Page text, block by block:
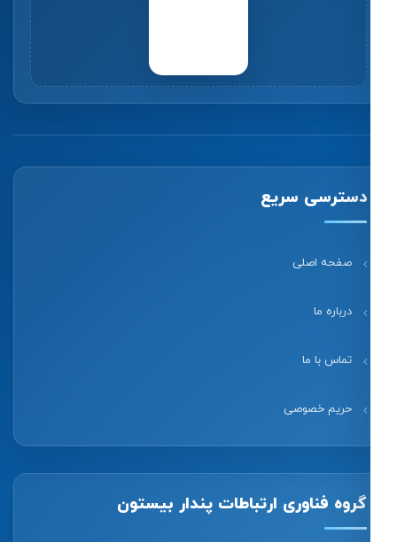
دسترسی سریع
صفحه اصلی
درباره ما
تماس با ما
حریم خصوصی
گروه فناوری ارتباطات پندار بیستون